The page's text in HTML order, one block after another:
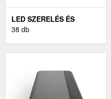
LED SZERELÉS ÉS
ÁRAMELLÁTÁS
38 db